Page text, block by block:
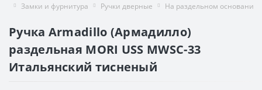
Замки и фурнитура Ручки дверные На раздельном основании
Ручка Armadillo (Армадилло)
раздельная MORI USS MWSC-33
Итальянский тисненый